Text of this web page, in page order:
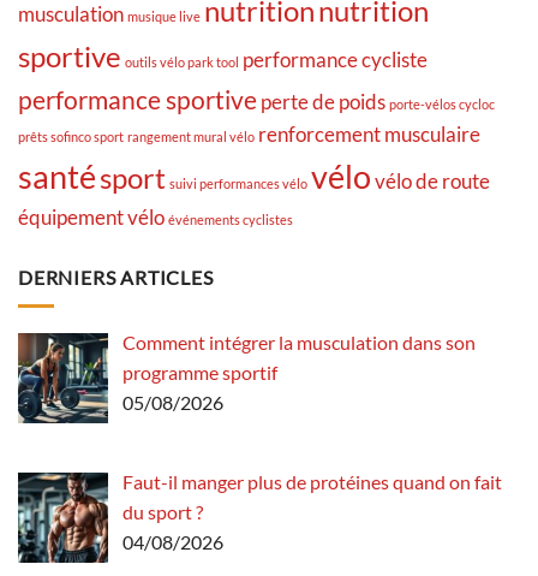
musculation musique live nutritionnutrition
sportive outils vélo park tool performance cycliste
performance sportiveperte de poids porte-vélos cycloc
prêts sofinco sport rangement mural vélo renforcement musculaire
santésport suivi performances vélo vélovélo de route
équipement vélo événements cyclistes
DERNIERS ARTICLES
Comment intégrer la musculation dans son
programme sportif
05/08/2026
Faut-il manger plus de protéines quand on fait
du sport ?
04/08/2026